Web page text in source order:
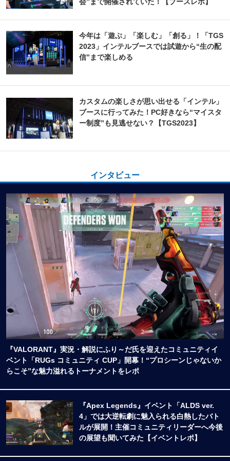
今年は「遊ぶ」「楽しむ」「創る」！「TGS
2023」インテルブースでは試遊から“生の配
信”まで楽しめる
カスタムの楽しさが思い出せる「インテル」
ブースに行ってみた！PC好きなら“マイスタ
ー制度”も見逃せない？【TGS2023】
インタビュー
『VALORANT』実況・解説にふり～だ氏を迎えたコミュニティイ
ベント「RUGs コミュニティ CUP」開幕！“プロシーンじゃないか
らこそ”な魅力溢れるトーナメントをレポ
『Apex Legends』イベント「ALDS ver.
4」では大逆転劇に魅入られる白熱したバト
ルが展開！主催コミュニティリーダーへ今後
の展望も聞いてみた【イベントレポ】